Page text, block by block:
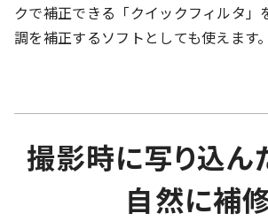
クで補正できる「クイックフィルタ」
調を補正するソフトとしても使えます。
撮影時に写り込ん
自然に補